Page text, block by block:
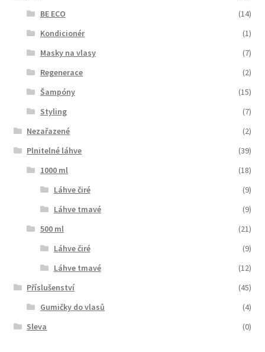
BE ECO
(14)
Kondicionér
(1)
Masky na vlasy
(7)
Regenerace
(2)
Šampóny
(15)
Styling
(7)
Nezařazené
(2)
Plnitelné láhve
(39)
1000 ml
(18)
Láhve čiré
(9)
Láhve tmavé
(9)
500 ml
(21)
Láhve čiré
(9)
Láhve tmavé
(12)
Příslušenství
(45)
Gumičky do vlasů
(4)
Sleva
(0)